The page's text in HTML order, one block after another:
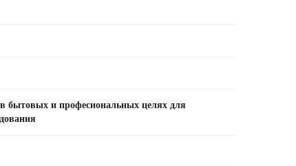
бытовых и професиональных целях для